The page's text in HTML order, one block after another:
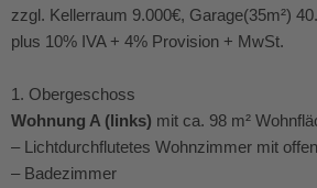
zzgl. Kellerraum 9.000€, Garage(35m²)
plus 10% IVA + 4% Provision + MwSt.
1. Obergeschoss
Wohnung A (links) mit ca. 98 m²
– Lichtdurchflutetes Wohnzimmer mit
– Badezimmer